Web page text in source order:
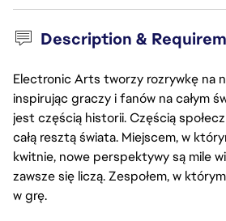
Description &
Electronic Arts tworzy rozrywkę na
inspirując graczy i fanów na całym
jest częścią historii. Częścią
całą resztą świata. Miejscem, w
kwitnie, nowe perspektywy są mile
zawsze się liczą. Zespołem, w
w grę.